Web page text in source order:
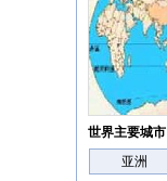
世界主要城市
亚洲